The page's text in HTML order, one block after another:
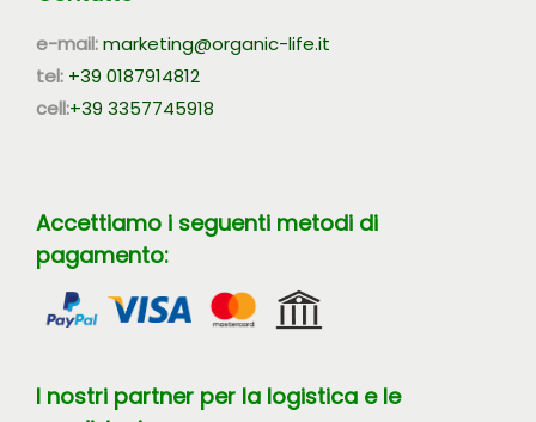
e-mail:marketing@organic-life.it
tel: +39 0187914812
cell:+39 3357745918
Accettiamo i seguenti metodi di
pagamento:
I nostri partner per la logistica e le